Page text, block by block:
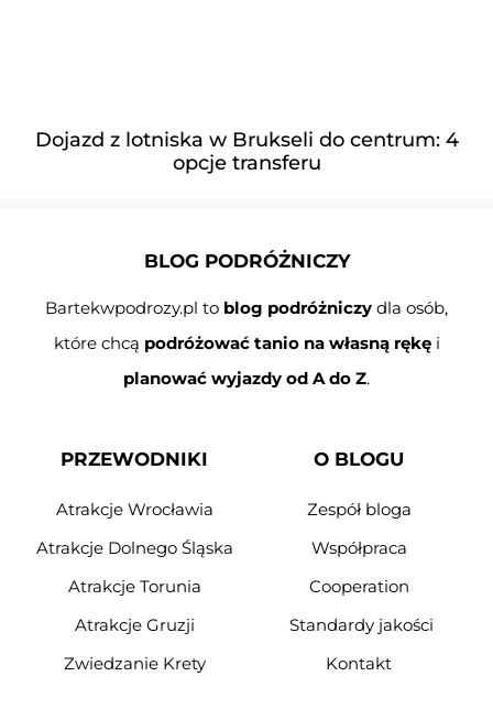
Dojazd z lotniska w Brukseli do centrum: 4
opcje transferu
BLOG PODRÓŻNICZY
Bartekwpodrozy.pl to blog podróżniczy dla osób,
które chcą podróżować tanio na własną rękęi
planować wyjazdy od A do Z.
PRZEWODNIKI
Atrakcje Wrocławia
Atrakcje Dolnego Śląska
Atrakcje Torunia
Atrakcje Gruzji
Zwiedzanie Krety
O BLOGU
Zespół bloga
Współpraca
Cooperation
Standardy jakości
Kontakt